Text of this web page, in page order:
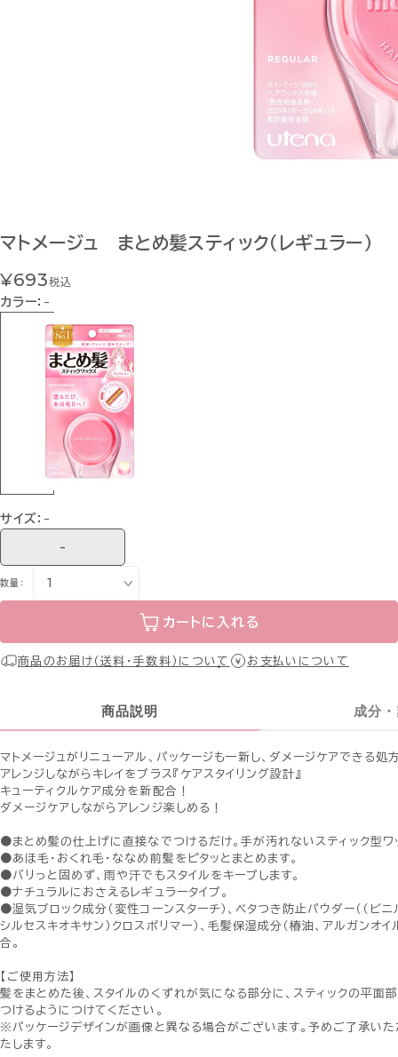
マトメージュ まとめ髪スティック（レギュラー）
¥693税込
カラー： -
サイズ： -
-
数量：
カートに入れる
商品のお届け（送料・手数料）について お支払いについて
商品説明 成分
マトメージュがリニューアル、パッケージも一新し、ダメージケアできる処
アレンジしながらキレイをプラス『ケアスタイリング設計』
キューティクルケア成分を新配合！
ダメージケアしながらアレンジ楽しめる！
●まとめ髪の仕上げに直接なでつけるだけ。手が汚れないスティック型ワ
●あほ毛・おくれ毛・ななめ前髪をピタッとまとめます。
●バリっと固めず、雨や汗でもスタイルをキープします。
●ナチュラルにおさえるレギュラータイプ。
●湿気ブロック成分（変性コーンスターチ）、ベタつき防止パウダー（（ビ
シルセスキオキサン）クロスポリマー）、毛髪保湿成分（椿油、アルガンオイ
合。
【ご使用方法】
髪をまとめた後、スタイルのくずれが気になる部分に、スティックの平面
つけるようにつけてください。
※パッケージデザインが画像と異なる場合がございます。予めご了承い
たします。